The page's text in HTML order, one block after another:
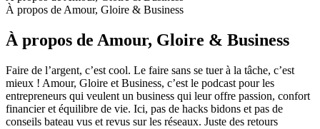
À propos de Amour, Gloire & Business
À propos de Amour, Gloire & Business
Faire de l’argent, c’est cool. Le faire sans se tuer à la tâche, c’est
mieux ! Amour, Gloire et Business, c’est le podcast pour les
entrepreneurs qui veulent un business qui leur offre passion, confort
financier et équilibre de vie. Ici, pas de hacks bidons et pas de
conseils bateau vus et revus sur les réseaux. Juste des retours